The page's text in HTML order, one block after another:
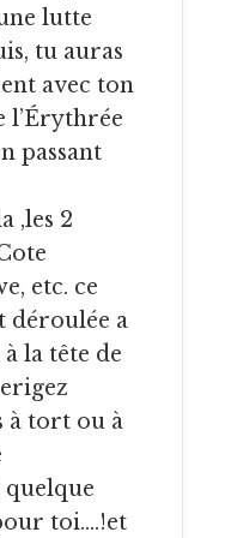
lutte
tu auras
avec ton
l’Érythrée
passant
,les 2
etc. ce
déroulée a
la tête de
à tort ou à
quelque
toi….!et